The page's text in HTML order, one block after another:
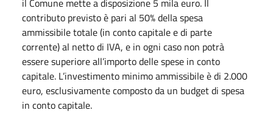
contributo previsto è pari al 50% della spesa
ammissibile totale (in conto capitale e di parte
corrente) al netto di IVA, e in ogni caso non potrà
essere superiore all’importo delle spese in conto
capitale. L’investimento minimo ammissibile è di 2.000
euro, esclusivamente composto da un budget di spesa
in conto capitale.